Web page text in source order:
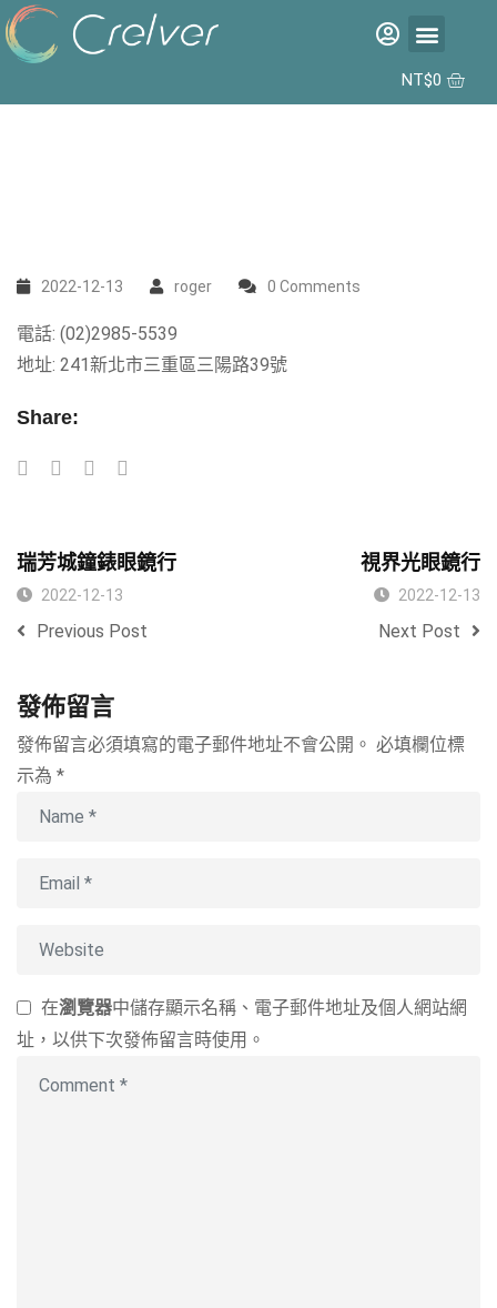
NT$0
2022-12-13 roger 0 Comments
電話: (02)2985-5539
地址: 241新北市三重區三陽路39號
Share:
瑞芳城鐘錶眼鏡行
2022-12-13
Previous Post
視界光眼鏡行
2022-12-13
Next Post
發佈留言
發佈留言必須填寫的電子郵件地址不會公開。 必填欄位標
示為 *
在瀏覽器中儲存顯示名稱、電子郵件地址及個人網站網
址，以供下次發佈留言時使用。